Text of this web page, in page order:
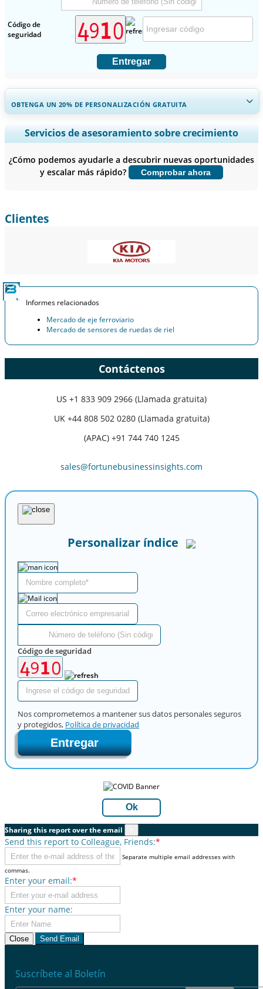
Código de
seguridad
Entregar
OBTENGA UN 20% DE PERSONALIZACIÓN GRATUITA
Ampliar la cobertura regional y por país, Análisis de segmentos,
Perfiles de empresas, Benchmarking competitivo, e información
Personalizar ahora
Servicios de asesoramiento sobre crecimiento
¿Cómo podemos ayudarle a descubrir nuevas oportunidades
y escalar más rápido?
Comprobar ahora
Clientes
Informes relacionados
Mercado de eje ferroviario
Mercado de sensores de ruedas de riel
Contáctenos
US +1 833 909 2966 (Llamada gratuita)
UK +44 808 502 0280 (Llamada gratuita)
(APAC) +91 744 740 1245
sales@fortunebusinessinsights.com
Personalizar índice
Código de seguridad
Nos comprometemos a mantener sus datos personales seguros
y protegidos, Política de privacidad
Entregar
Ok
Sharing this report over the email
Send this report to Colleague, Friends:*
Separate multiple email addresses with
commas.
Enter your email:*
Enter your name:
Close Send Email
Suscríbete al Boletín